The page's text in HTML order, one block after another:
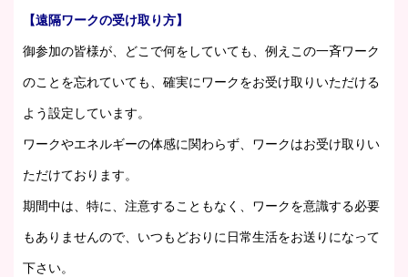
【遠隔ワークの受け取り方】
御参加の皆様が、どこで何をしていても、例えこの一斉ワーク
のことを忘れていても、確実にワークをお受け取りいただける
よう設定しています。
ワークやエネルギーの体感に関わらず、ワークはお受け取りい
ただけております。
期間中は、特に、注意することもなく、ワークを意識する必要
もありませんので、いつもどおりに日常生活をお送りになって
下さい。